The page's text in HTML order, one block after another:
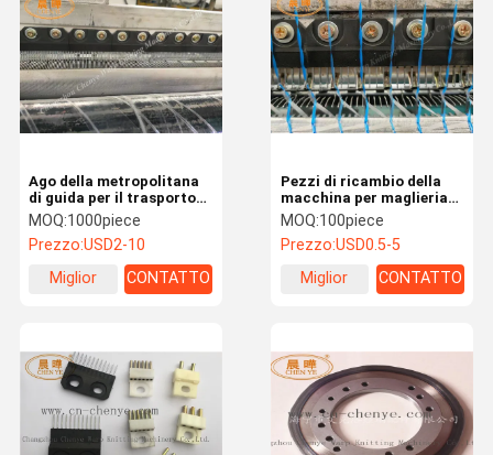
Ago della metropolitana
di guida per il trasporto
dei filati piani sulla
macchina
MOQ:1000piece
Prezzo:USD2-10
Miglior
CONTATTO
Pezzi di ricambio della
macchina per maglieria
del filo di ordito dell'ago
del tubo del ferro da
maglia del filo di ordito
MOQ:100piece
Prezzo:USD0.5-5
Miglior
CONTATTO